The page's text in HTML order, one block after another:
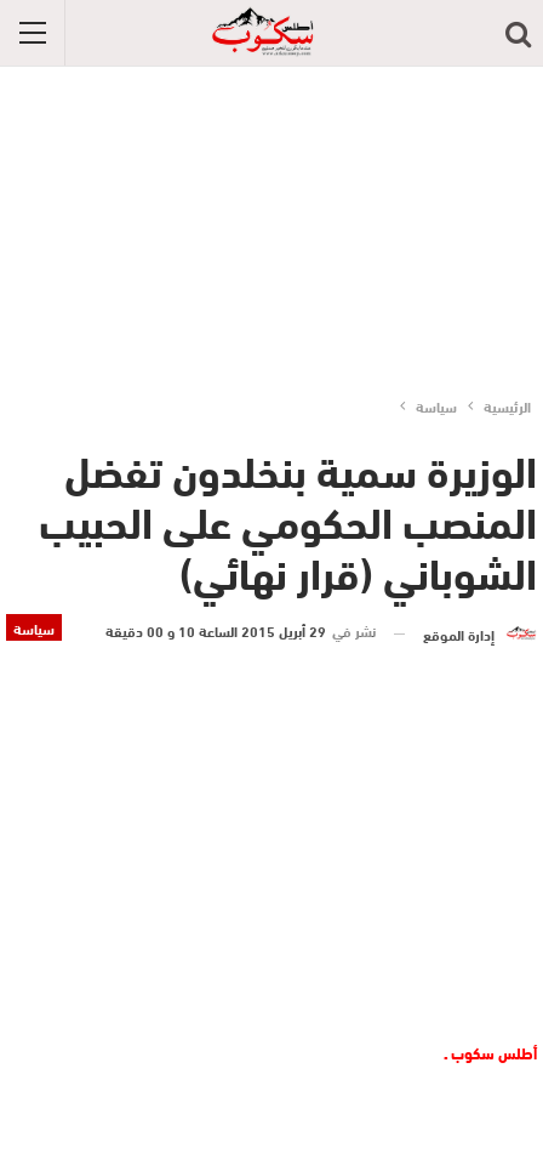
الرئيسية سياسة
الوزيرة سمية بنخلدون تفضل
المنصب الحكومي على الحبيب
الشوباني (قرار نهائي)
سياسة إدارة الموقع نشر في 29 أبريل 2015 الساعة 10 و 00 دقيقة
أطلس سكوب ـ